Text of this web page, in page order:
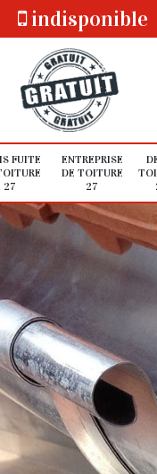
indisponible
FUITE
27
ENTREPRISE
DE TOITURE
27